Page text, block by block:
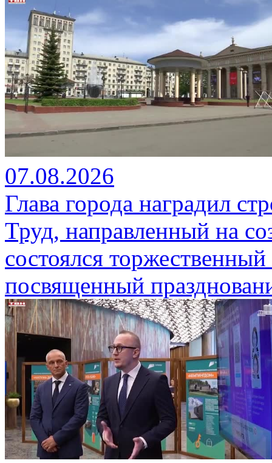
07.08.2026
Глава города наградил
Труд, направленный на
состоялся
посвященный